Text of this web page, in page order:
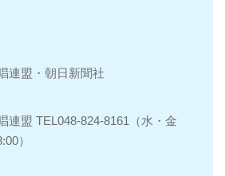
連盟・朝日新聞社
連盟 TEL048‐824‐8161（水・金
）